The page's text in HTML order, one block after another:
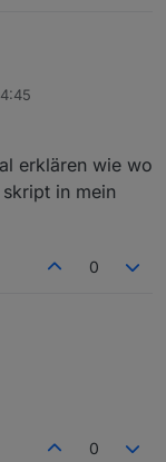
erklären wie wo
in mein
0
0